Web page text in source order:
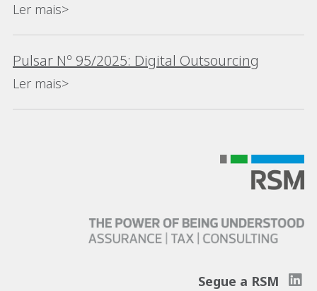
Ler mais>
Pulsar Nº 95/2025: Digital Outsourcing
Ler mais>
Segue a RSM